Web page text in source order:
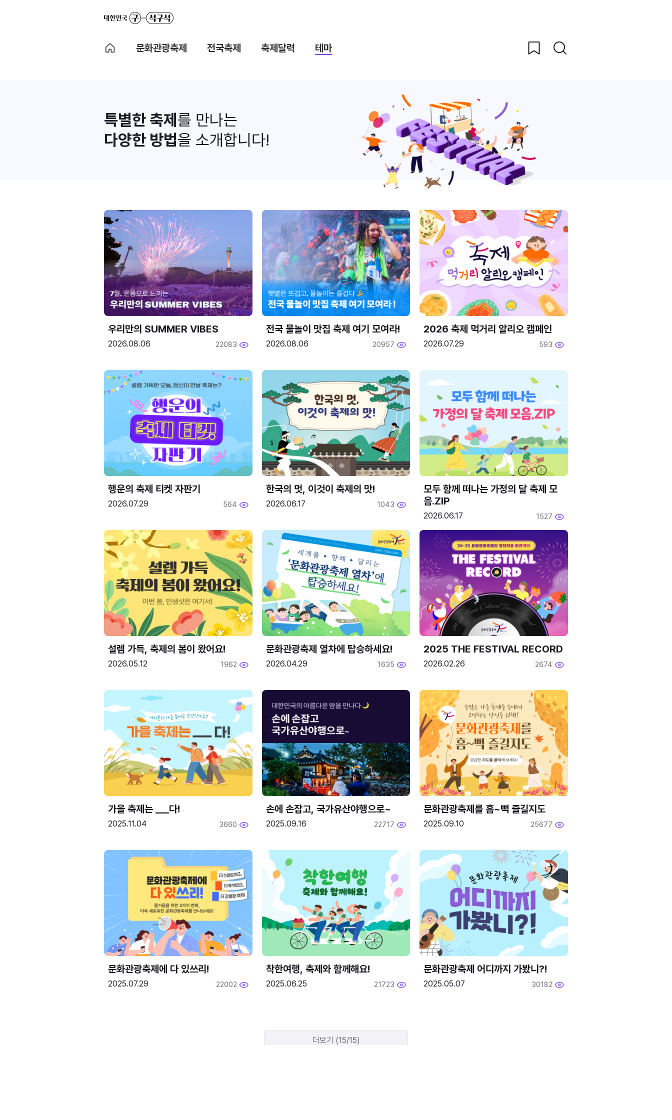
문화관광축제 전국축제 축제달력 테마
특별한 축제 를 만나는
다양한 방법을 소개합니다!
우리만의 SUMMER VIBES
2026.08.06 22083
전국 물놀이 맛집 축제 여기 모여라!
2026.08.06 20957
2026 축제 먹거리 알리오 캠페인
2026.07.29 593
행운의 축제 티켓 자판기
2026.07.29 564
한국의 멋, 이것이 축제의 맛!
2026.06.17 1043
모두 함께 떠나는 가정의 달 축제 모
음.ZIP
2026.06.17 1527
설렘 가득, 축제의 봄이 왔어요!
2026.05.12 1962
문화관광축제 열차에 탑승하세요!
2026.04.29 1635
2025 THE FESTIVAL RECORD
2026.02.26 2674
2025.11.04 3660
손에 손잡고, 국가유산야행으로~
2025.09.16 22717
문화관광축제를 흠~뻑 즐길지도
2025.09.10 25677
문화관광축제에 다 있쓰리!
2025.07.29 22002
착한여행, 축제와 함께해요!
2025.06.25 21723
문화관광축제 어디까지 가봤니?!
2025.05.07 30182
더보기 (15/15)